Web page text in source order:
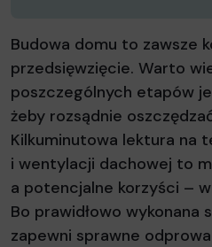
Budowa domu to zawsze
przedsięwzięcie. Warto
poszczególnych etapów
żeby rozsądnie
Kilkuminutowa lektura na
i wentylacji dachowej to
a potencjalne korzyści –
Bo prawidłowo wykonana
zapewni sprawne